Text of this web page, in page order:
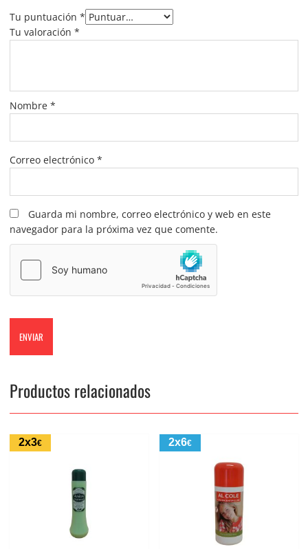
Tu puntuación *
Tu valoración *
Nombre *
Correo electrónico *
Guarda mi nombre, correo electrónico y web en este
navegador para la próxima vez que comente.
Productos relacionados
2x3€ 2x6€